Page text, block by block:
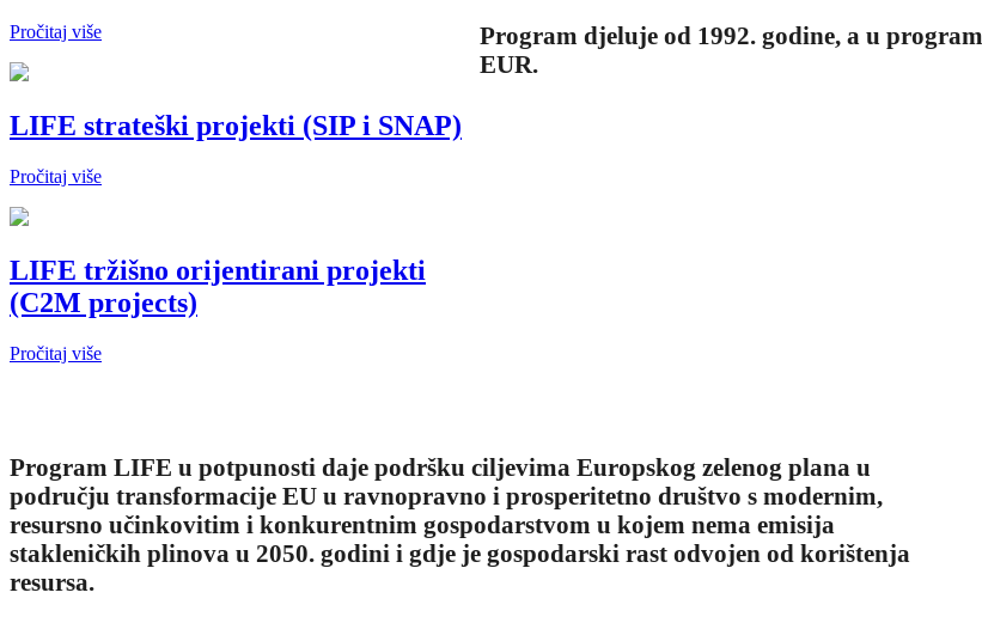
Pročitaj više
LIFE strateški projekti (SIP i SNAP)
Pročitaj više
LIFE tržišno orijentirani projekti
(C2M projects)
Pročitaj više
Program djeluje od 1992. godine, a u
EUR.
Program LIFE u potpunosti daje podršku ciljevima Europskog zelenog plana u
području transformacije EU u ravnopravno i prosperitetno društvo s modernim,
resursno učinkovitim i konkurentnim gospodarstvom u kojem nema emisija
stakleničkih plinova u 2050. godini i gdje je gospodarski rast odvojen od korištenja
resursa.